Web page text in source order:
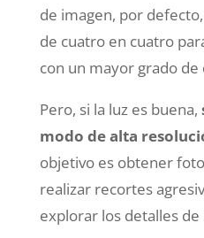
de imagen, por
de cuatro en cuatro
con un mayor grado de
Pero, si la luz es buena,
modo de alta
objetivo es obtener
realizar recortes
explorar los detalles de